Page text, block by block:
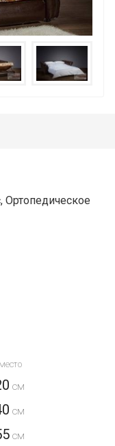
Ортопедическое